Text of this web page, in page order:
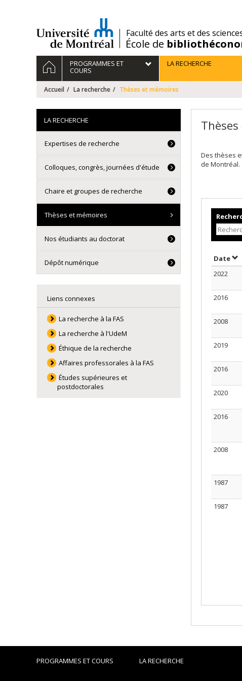
/Faculté des arts et des
École de
Navigation
principale
ACCUEILPROGRAMMES ET
COURS
LA RECHERCHE
Accueil La recherche Thèses et mémoires
Des thèses
de Montréal.
Date
2022
2016
2008
2019
2016
2020
2016
2008
1987
1987
LA RECHERCHE
Expertises de recherche
Colloques, congrès, journées d'étude
Chaire et groupes de recherche
Thèses et mémoires
Nos étudiants au doctorat
Dépôt numérique
Liens connexes
La recherche à la FAS
La recherche à l'UdeM
Éthique de la recherche
Affaires professorales à la FAS
Études supérieures et
postdoctorales
PROGRAMMES ET COURS LA RECHERCHE